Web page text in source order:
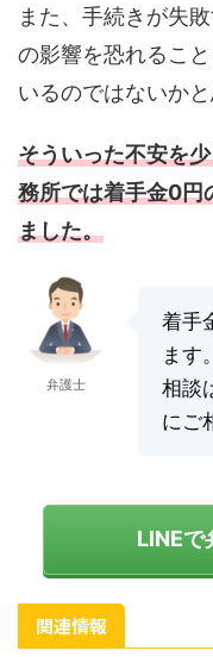
また、手続きが失
の影響を恐れるこ
いるのではないかと
そういった不安を
務所では着手金0円
ました。
弁護士
着手
ます。
相談
にご
LINEで
関連情報